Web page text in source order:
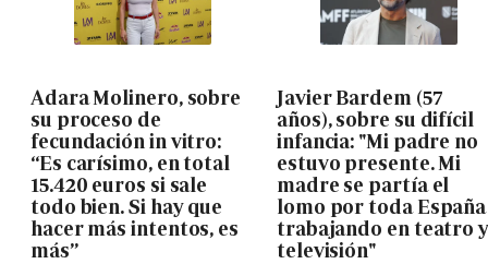
Adara Molinero, sobre
su proceso de
fecundación in vitro:
“Es carísimo, en total
15.420 euros si sale
todo bien. Si hay que
hacer más intentos, es
más”
Javier Bardem (57
años), sobre su difícil
infancia: "Mi padre no
estuvo presente. Mi
madre se partía el
lomo por toda España
trabajando en teatro
televisión"